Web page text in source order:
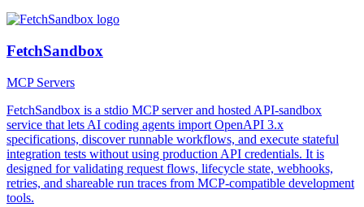
FetchSandbox
MCP Servers
FetchSandbox is a stdio MCP server and hosted API-sandbox
service that lets AI coding agents import OpenAPI 3.x
specifications, discover runnable workflows, and execute stateful
integration tests without using production API credentials. It is
designed for validating request flows, lifecycle state, webhooks,
retries, and shareable run traces from MCP-compatible development
tools.